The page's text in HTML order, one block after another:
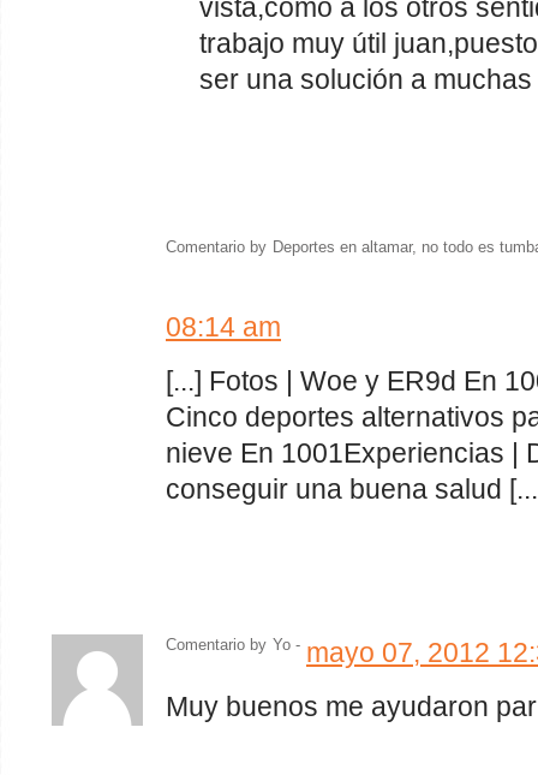
vista,como a los otros
trabajo muy útil
ser una solución a
Comentario by Deportes en altamar, no todo es
08:14 am
[...] Fotos | Woe y ER9d En
Cinco deportes alternativos
nieve En 1001Experiencias |
conseguir una buena salud
Comentario by Yo - mayo 07, 2012
Muy buenos me ayudaron